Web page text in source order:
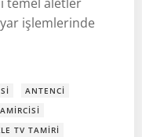
işlemlerinde
ANTENCI
TV TAMIRI